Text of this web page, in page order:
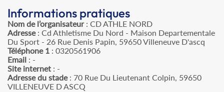
Informations pratiques
Nom de l’organisateur: CD ATHLE NORD
Adresse: Cd Athletisme Du Nord - Maison Departementale
Du Sport - 26 Rue Denis Papin, 59650 Villeneuve D'ascq
Téléphone 1 : 0320561906
Email : -
Site internet : -
Adresse du stade: 70 Rue Du Lieutenant Colpin, 59650
VILLENEUVE D ASCQ